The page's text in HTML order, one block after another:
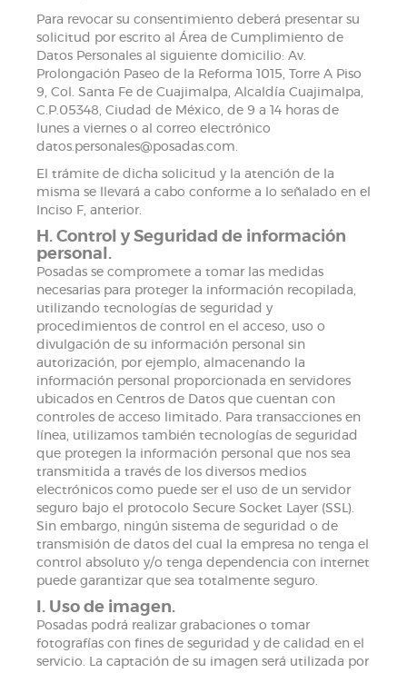
Para revocar su consentimiento deberá presentar su
solicitud por escrito al Área de Cumplimiento de
Datos Personales al siguiente domicilio: Av.
Prolongación Paseo de la Reforma 1015, Torre A Piso
9, Col. Santa Fe de Cuajimalpa, Alcaldía Cuajimalpa,
C.P.05348, Ciudad de México, de 9 a 14 horas de
lunes a viernes o al correo electrónico
datos.personales@posadas.com.
El trámite de dicha solicitud y la atención de la
misma se llevará a cabo conforme a lo señalado en el
Inciso F, anterior.
H. Control y Seguridad de información
personal.
Posadas se compromete a tomar las medidas
necesarias para proteger la información recopilada,
utilizando tecnologías de seguridad y
procedimientos de control en el acceso, uso o
divulgación de su información personal sin
autorización, por ejemplo, almacenando la
información personal proporcionada en servidores
ubicados en Centros de Datos que cuentan con
controles de acceso limitado. Para transacciones en
línea, utilizamos también tecnologías de seguridad
que protegen la información personal que nos sea
transmitida a través de los diversos medios
electrónicos como puede ser el uso de un servidor
seguro bajo el protocolo Secure Socket Layer (SSL).
Sin embargo, ningún sistema de seguridad o de
transmisión de datos del cual la empresa no tenga el
control absoluto y/o tenga dependencia con internet
puede garantizar que sea totalmente seguro.
I. Uso de imagen.
Posadas podrá realizar grabaciones o tomar
fotografías con fines de seguridad y de calidad en el
servicio. La captación de su imagen será utilizada por